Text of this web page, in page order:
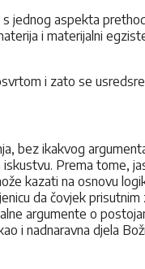
aspekta
i materijalni
i zato se
bez ikakvog
Prema tome,
kazati na osnovu
da čovjek
argumente o
i nadnaravna djela